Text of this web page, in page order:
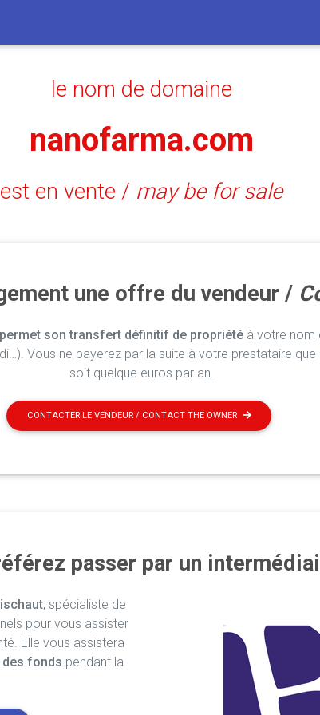
le nom de domaine
nanofarma.com
est en vente / may be for sale
une offre du vendeur /
son transfert définitif de propriétéà votre nom
Vous ne payerez par la suite à votre prestataire
soit quelque euros par an.
CONTACTER LE VENDEUR / CONTACT THE OWNER
passer par un
, spécialiste de
pour vous assister
Elle vous assistera
fonds pendant la